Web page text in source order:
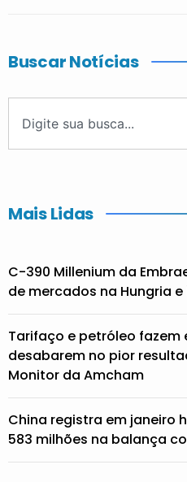
Buscar Notícias
Mais Lidas
C-390 Millenium da
de mercados na Hungria e
Tarifaço e petróleo fazem
desabarem no pior
Monitor da Amcham
China registra em janeiro
583 milhões na balança